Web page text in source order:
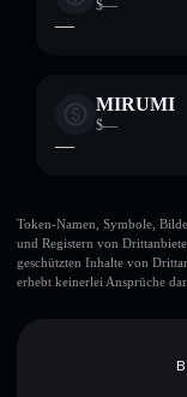
$—
—
MIRUMI
$—
—
Token-Namen, Symbole,
und Registern von
geschützten Inhalte von
erhebt keinerlei Ansprüche